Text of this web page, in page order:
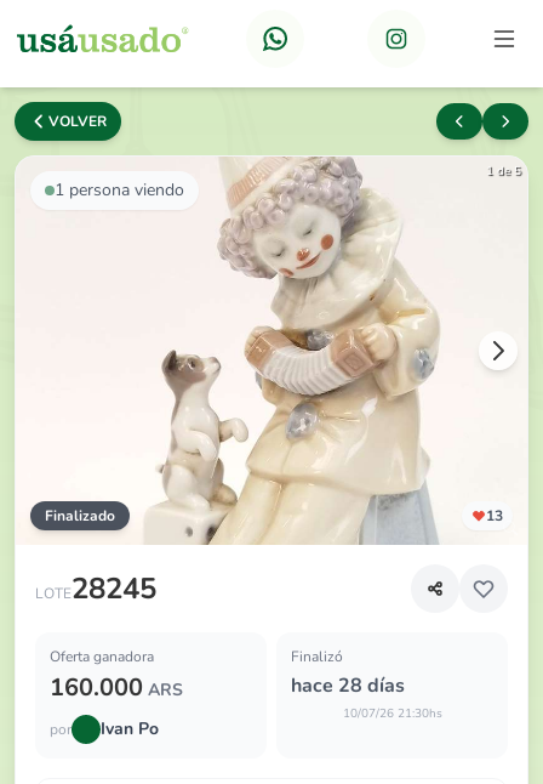
VOLVER
1 persona viendo
Finalizado 13
1 de 5
LOTE28245
Figura española Lladró “Payaso con perrito”, de
Oferta ganadora
160.000 ARS
por Ivan Po
Finalizó
hace 28 días
10/07/26 21:30hs